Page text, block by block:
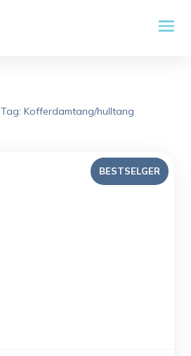
Tag: Kofferdamtang/hulltang
BESTSELGER